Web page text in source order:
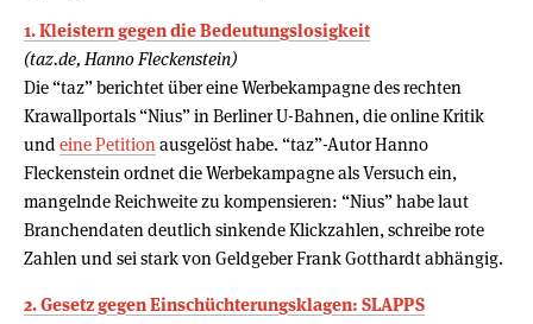
1. Kleistern gegen die Bedeutungslosigkeit
(taz.de, Hanno Fleckenstein)
Die “taz” berichtet über eine Werbekampagne des rechten
Krawallportals “Nius” in Berliner U-Bahnen, die online Kritik
und eine Petition ausgelöst habe. “taz”-Autor Hanno
Fleckenstein ordnet die Werbekampagne als Versuch ein,
mangelnde Reichweite zu kompensieren: “Nius” habe laut
Branchendaten deutlich sinkende Klickzahlen, schreibe rote
Zahlen und sei stark von Geldgeber Frank Gotthardt abhängig.
2. Gesetz gegen Einschüchterungsklagen: SLAPPS